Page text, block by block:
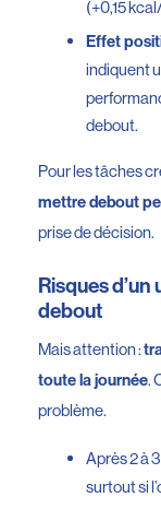
(+0,15
Effet
indiquent
debout.
Pour les tâches
mettre debout
prise de décision.
Risques
debout
Mais attention :
toute la journée.
problème.
Après 2 à
surtout si